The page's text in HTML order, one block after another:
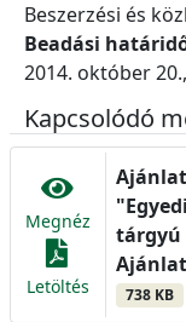
Beszerzési és
Beadási
2014. október
Kapcsolódó
Megnéz
Letöltés
tárgyú
738 KB